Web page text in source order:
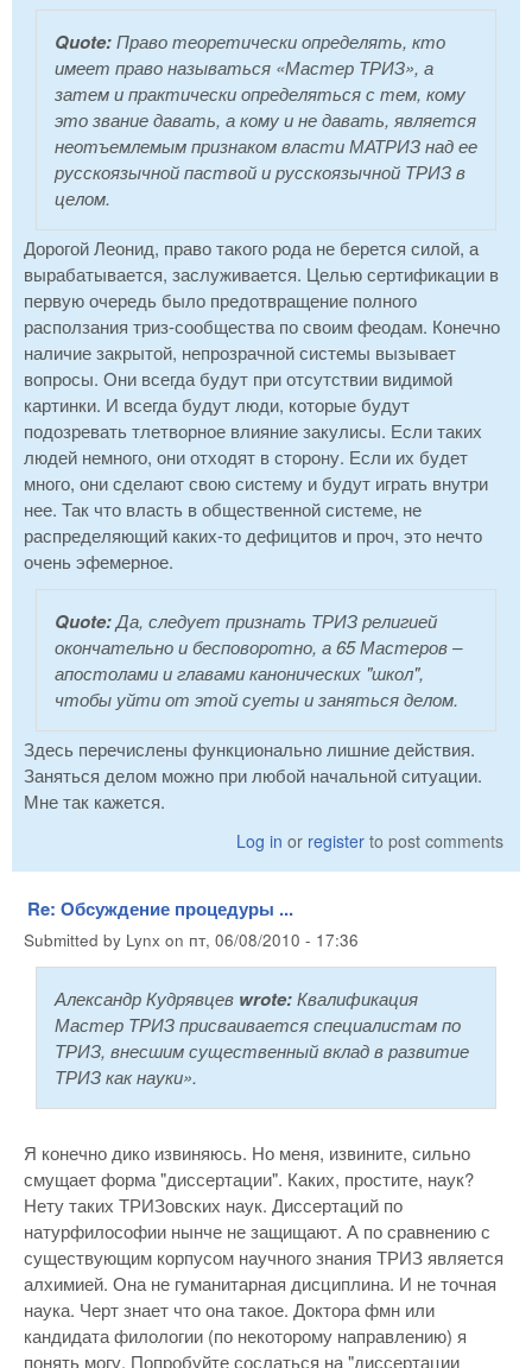
Quote:Право теоретически определять, кто
имеет право называться «Мастер ТРИЗ», а
затем и практически определяться с тем, кому
это звание давать, а кому и не давать, является
неотъемлемым признаком власти МАТРИЗ над ее
русскоязычной паствой и русскоязычной ТРИЗ в
целом.
Дорогой Леонид, право такого рода не берется силой, а
вырабатывается, заслуживается. Целью сертификации в
первую очередь было предотвращение полного
расползания триз-сообщества по своим феодам. Конечно
наличие закрытой, непрозрачной системы вызывает
вопросы. Они всегда будут при отсутствии видимой
картинки. И всегда будут люди, которые будут
подозревать тлетворное влияние закулисы. Если таких
людей немного, они отходят в сторону. Если их будет
много, они сделают свою систему и будут играть внутри
нее. Так что власть в общественной системе, не
распределяющий каких-то дефицитов и проч, это нечто
очень эфемерное.
Quote:Да, следует признать ТРИЗ религией
окончательно и бесповоротно, а 65 Мастеров –
апостолами и главами канонических "школ",
чтобы уйти от этой суеты и заняться делом.
Здесь перечислены функционально лишние действия.
Заняться делом можно при любой начальной ситуации.
Мне так кажется.
Log in or register to post comments
Re: Обсуждение процедуры ...
Submitted by Lynx on пт, 06/08/2010 - 17:36
Александр Кудрявцев wrote:Квалификация
Мастер ТРИЗ присваивается специалистам по
ТРИЗ, внесшим существенный вклад в развитие
ТРИЗ как науки».
Я конечно дико извиняюсь. Но меня, извините, сильно
смущает форма "диссертации". Каких, простите, наук?
Нету таких ТРИЗовских наук. Диссертаций по
натурфилософии нынче не защищают. А по сравнению с
существующим корпусом научного знания ТРИЗ является
алхимией. Она не гуманитарная дисциплина. И не точная
наука. Черт знает что она такое. Доктора фмн или
кандидата филологии (по некоторому направлению) я
понять могу. Попробуйте сослаться на "диссертации